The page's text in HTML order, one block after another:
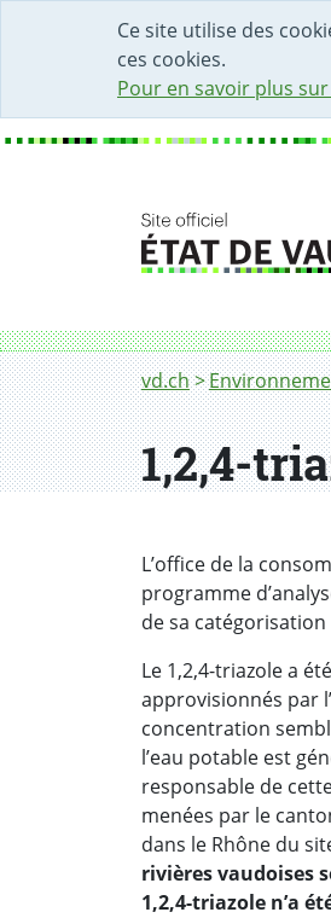
Ce site utilise des
ces cookies.
Pour en savoir plus
DÉBUT DU
ACCÈS AU CHAMP
PAGE D'ACCUEIL
FORMULAIRE DE
Fil d'Ariane
vd.ch
1,2,4-triazole dans
1,2,4-
L’office de la
programme
de sa
Le 1,2,4-triazole a
approvisionnés par
concentration
l’eau potable est
responsable de
menées par le
dans le Rhône du
rivières vaudoises
1,2,4-triazole n’a